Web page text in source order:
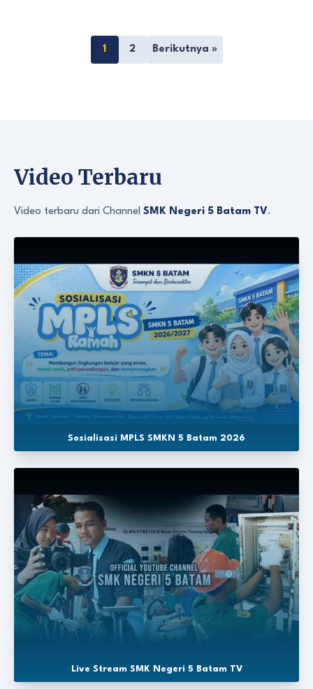
1 2 Berikutnya »
Video Terbaru
Video terbaru dari Channel SMK Negeri 5 Batam TV.
Sosialisasi MPLS SMKN 5 Batam 2026
Live Stream SMK Negeri 5 Batam TV